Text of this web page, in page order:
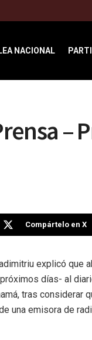
NACIONAL
–
Compártelo en X
explicó que
días- al
tras considerar
una emisora de